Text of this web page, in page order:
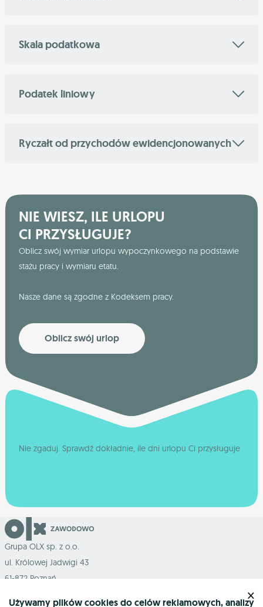
Skala podatkowa
Podatek liniowy
Ryczałt od przychodów ewidencjonowanych
NIE WIESZ, ILE URLOPU
CI PRZYSŁUGUJE?
Oblicz swój wymiar urlopu wypoczynkowego na podstawie
stażu pracy i wymiaru etatu.
Nasze dane są zgodne z Kodeksem pracy.
Oblicz swój urlop
Nie zgaduj. Sprawdź dokładnie, ile dni urlopu Ci przysługuje
Grupa OLX sp. z o.o.
ul. Królowej Jadwigi 43
61-872 Poznań
Używamy plików cookies do celów reklamowych, analizy
×